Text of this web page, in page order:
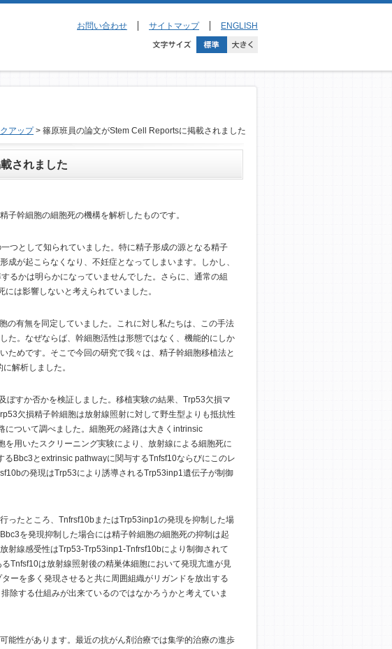
お問い合わせ サイトマップ ENGLISH
アップ> 篠原班員の論文がStem Cell Reportsに掲載されました
されました
子幹細胞の細胞死の機構を解析したものです。
つとして知られていました。特に精子形成の源となる精子
が起こらなくなり、不妊症となってしまいます。しかし、
るかは明らかになっていませんでした。さらに、通常の組
は影響しないと考えられていました。
の有無を同定していました。これに対し私たちは、この手法
た。なぜならば、幹細胞活性は形態ではなく、機能的にしか
ためです。そこで今回の研究で我々は、精子幹細胞移植法と
解析しました。
ぼすか否かを検証しました。移植実験の結果、Trp53欠損マ
欠損精子幹細胞は放射線照射に対して野生型よりも抵抗性
について調べました。細胞死の経路は大きくintrinsic
用いたスクリーニング実験により、放射線による細胞死に
Bbc3とextrinsic pathwayに関与するTnfsf10ならびにこのレ
の発現はTrp53により誘導されるTrp53inp1遺伝子が制御
ったところ、Tnfrsf10bまたはTrp53inp1の発現を抑制した場
を発現抑制した場合には精子幹細胞の細胞死の抑制は起
射線感受性はTrp53-Trp53inp1-Tnfrsf10bにより制御されて
Tnfsf10は放射線照射後の精巣体細胞において発現亢進が見
ーを多く発現させると共に周囲組織がリガンドを放出する
除する仕組みが出来ているのではなかろうかと考えていま
能性があります。最近の抗がん剤治療では集学的治療の進歩